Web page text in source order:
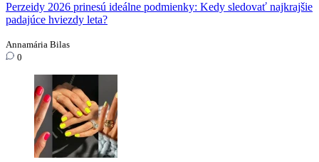
Perzeidy 2026 prinesú ideálne podmienky: Kedy sledovať najkrajšie
padajúce hviezdy leta?
Annamária Bilas
0